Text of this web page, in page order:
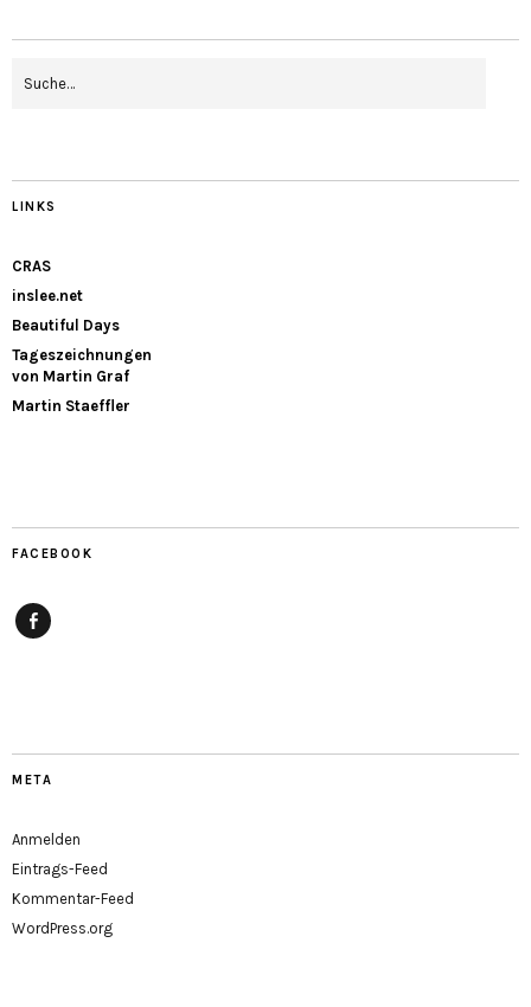
LINKS
CRAS
inslee.net
Beautiful Days
Tageszeichnungen
von Martin Graf
Martin Staeffler
FACEBOOK
META
Anmelden
Eintrags-Feed
Kommentar-Feed
WordPress.org